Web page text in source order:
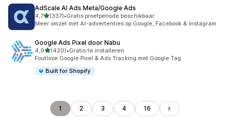
AdScale AI Ads Meta/Google Ads
4,7van 5 sterren
(337)
337 recensies in totaal
•Gratis proefperiode beschikbaar
Meer omzet met AI-advertenties op Google, Facebook & Instagram
Google Ads Pixel door Nabu
4,9van 5 sterren
(420)
420 recensies in totaal
•Gratis te installeren
Foutloze Google Pixel & Ads Tracking met Google Tag
Built for Shopify
1 2 3 4 16